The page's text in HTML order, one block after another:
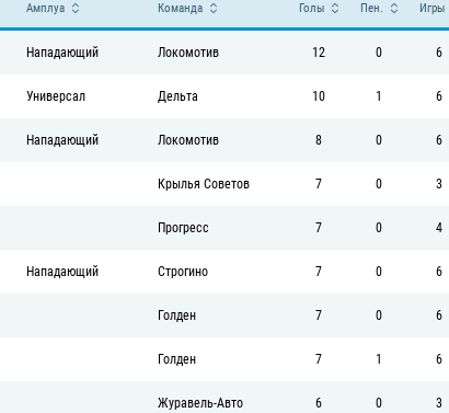
Амплуа Команда Голы Пен. Игры
Нападающий Локомотив 12 0 6
Универсал Дельта 10 1 6
Нападающий Локомотив 8 0 6
Крылья Советов 7 0 3
Прогресс 7 0 4
Нападающий Строгино 7 0 6
Голден 7 0 6
Голден 7 1 6
Журавель-Авто 6 0 3